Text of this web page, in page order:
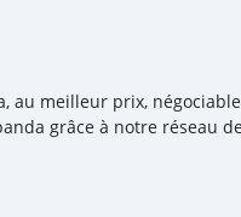
au meilleur prix,
grâce à notre réseau